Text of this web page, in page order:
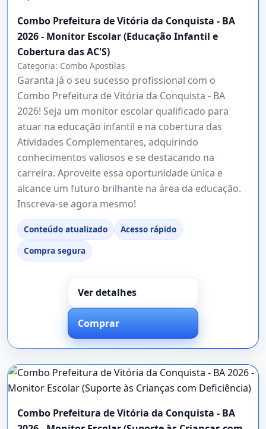
Combo Prefeitura de Vitória da Conquista - BA
2026 - Monitor Escolar (Educação Infantil e
Cobertura das AC'S)
Categoria: Combo Apostilas
Garanta já o seu sucesso profissional com o
Combo Prefeitura de Vitória da Conquista - BA
2026! Seja um monitor escolar qualificado para
atuar na educação infantil e na cobertura das
Atividades Complementares, adquirindo
conhecimentos valiosos e se destacando na
carreira. Aproveite essa oportunidade única e
alcance um futuro brilhante na área da educação.
Inscreva-se agora mesmo!
Conteúdo atualizado
Acesso rápido
Compra segura
Ver detalhes
Comprar
Combo Prefeitura de Vitória da Conquista - BA